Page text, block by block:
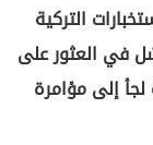
التركية
في العثور على
إلى مؤامرة